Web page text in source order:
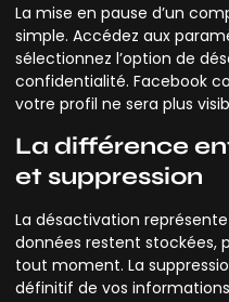
La mise en pause d’un
simple. Accédez aux
sélectionnez l’option de
confidentialité. Facebook
votre profil ne sera plus
La différence
et suppression
La désactivation
données restent
tout moment. La
définitif de vos